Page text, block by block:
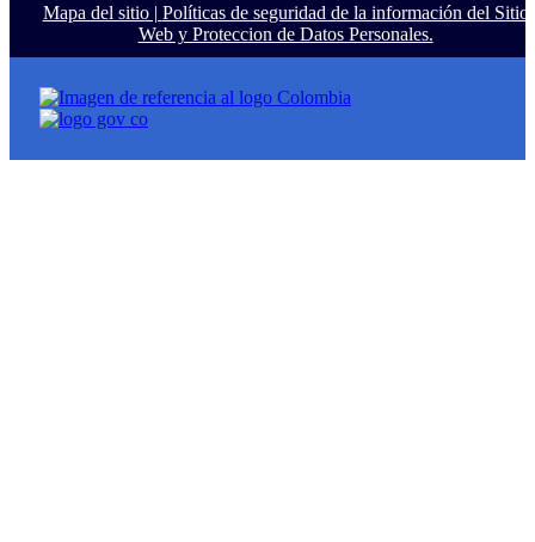
Mapa del sitio | Políticas de seguridad de la información del Sitio
Web y Proteccion de Datos Personales.